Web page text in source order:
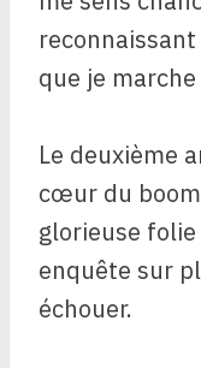
que je
Le deuxième
cœur du boom
glorieuse
enquête sur
échouer.